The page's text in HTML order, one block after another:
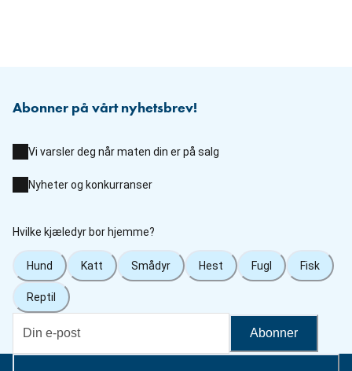
Abonner på vårt nyhetsbrev!
Vi varsler deg når maten din er på salg
Nyheter og konkurranser
Hvilke kjæledyr bor hjemme?
Hund Katt Smådyr Hest Fugl Fisk
Reptil
Abonner